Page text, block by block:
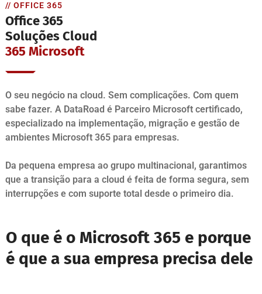
// OFFICE 365
Office 365
Soluções Cloud
365 Microsoft
O seu negócio na cloud. Sem complicações. Com quem
sabe fazer. A DataRoad é Parceiro Microsoft certificado,
especializado na implementação, migração e gestão de
ambientes Microsoft 365 para empresas.
Da pequena empresa ao grupo multinacional, garantimos
que a transição para a cloud é feita de forma segura, sem
interrupções e com suporte total desde o primeiro dia.
O que é o Microsoft 365 e porque
é que a sua empresa precisa dele